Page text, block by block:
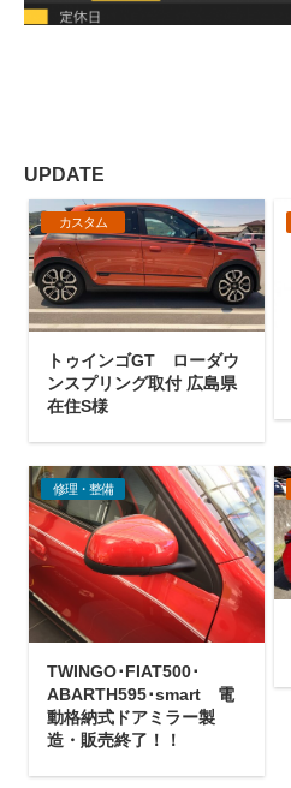
UPDATE
カスタム
トゥインゴGT ローダウ
ンスプリング取付 広島県
在住S様
修理・整備
TWINGO･FIAT500･
ABARTH595･smart 電
動格納式ドアミラー製
造・販売終了！！